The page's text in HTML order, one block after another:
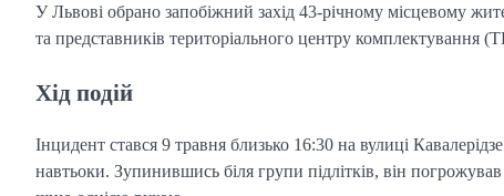
У Львові обрано запобіжний захід 43-річному місцевому
та представників територіального центру комплектування
Хід подій
Інцидент стався 9 травня близько 16:30 на вулиці
навтьоки. Зупинившись біля групи підлітків, він